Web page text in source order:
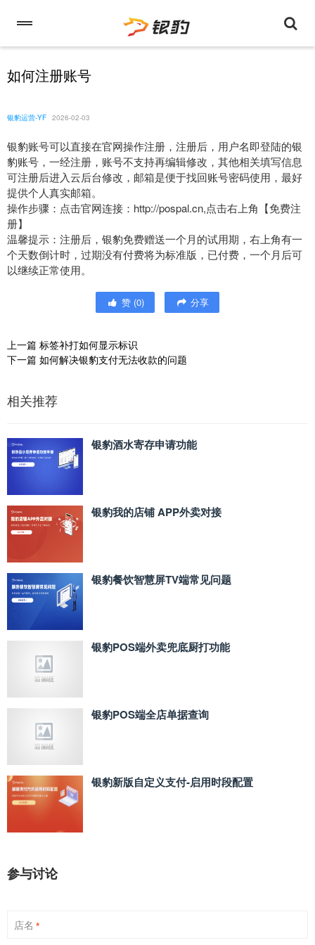
如何注册账号
银豹运营-YF 2026-02-03
银豹账号可以直接在官网操作注册，注册后，用户名即登陆的银
豹账号，一经注册，账号不支持再编辑修改，其他相关填写信息
可注册后进入云后台修改，邮箱是便于找回账号密码使用，最好
提供个人真实邮箱。
操作步骤：点击官网连接：http://pospal.cn,点击右上角【免费注
册】
温馨提示：注册后，银豹免费赠送一个月的试用期，右上角有一
个天数倒计时，过期没有付费将为标准版，已付费，一个月后可
以继续正常使用。
赞 (0) 分享
上一篇 标签补打如何显示标识
下一篇 如何解决银豹支付无法收款的问题
相关推荐
银豹酒水寄存申请功能
银豹我的店铺 APP外卖对接
银豹餐饮智慧屏TV端常见问题
银豹POS端外卖兜底厨打功能
银豹POS端全店单据查询
银豹新版自定义支付‑启用时段配置
参与讨论
店名 *